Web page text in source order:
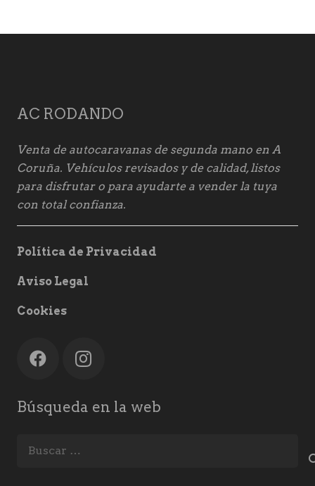
AC RODANDO
Venta de autocaravanas de segunda mano en A
Coruña. Vehículos revisados y de calidad, listos
para disfrutar o para ayudarte a vender la tuya
con total confianza.
Política de Privacidad
Aviso Legal
Cookies
Búsqueda en la web